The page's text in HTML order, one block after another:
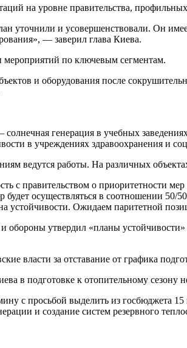
на уровне правительства,
уточнили и усовершенствовали. Он
— заверил глава Киева.
мероприятий по ключевым сегментам.
и оборудования после
генерация в учебных
в учреждениях здравоохранения и
ведутся работы. На различных
с правительством о приоритетности
осуществляться в соотношении
устойчивости. Ожидаем паритетной
утвердил «планы
власти за отставание от графика
в подготовке к отопительному
с просьбой выделить из госбюджета
и создание систем резервного